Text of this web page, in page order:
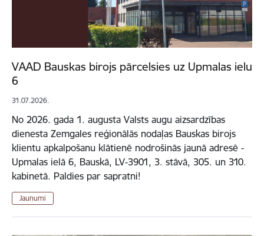
VAAD Bauskas birojs pārcelsies uz Upmalas ielu
6
31.07.2026.
No 2026. gada 1. augusta Valsts augu aizsardzības
dienesta Zemgales reģionālās nodaļas Bauskas birojs
klientu apkalpošanu klātienē nodrošinās jaunā adresē -
Upmalas ielā 6, Bauskā, LV-3901, 3. stāvā, 305. un 310.
kabinetā. Paldies par sapratni!
Jaunumi